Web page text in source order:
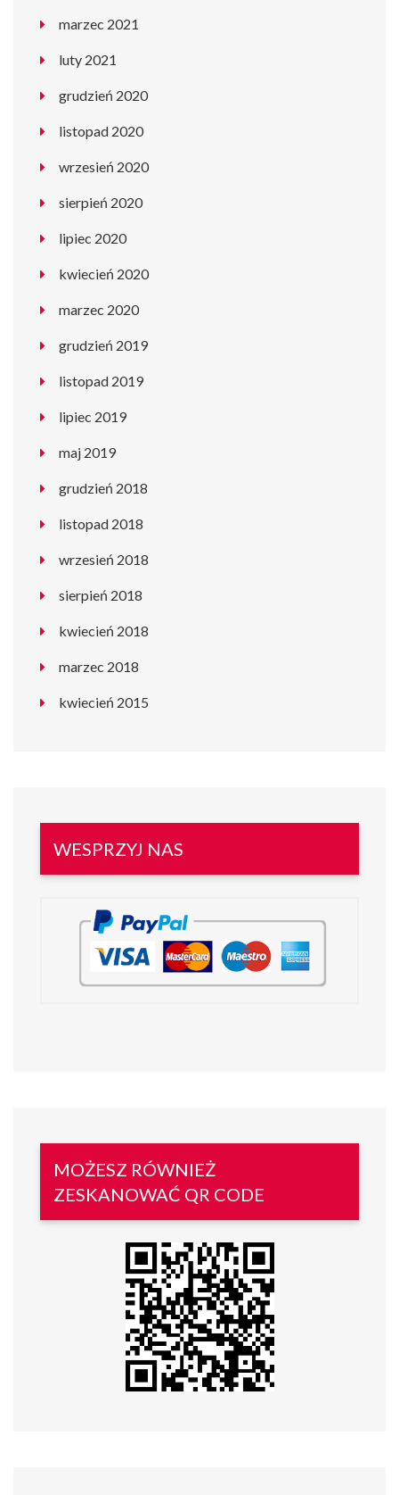
marzec 2021
luty 2021
grudzień 2020
listopad 2020
wrzesień 2020
sierpień 2020
lipiec 2020
kwiecień 2020
marzec 2020
grudzień 2019
listopad 2019
lipiec 2019
maj 2019
grudzień 2018
listopad 2018
wrzesień 2018
sierpień 2018
kwiecień 2018
marzec 2018
kwiecień 2015
WESPRZYJ NAS
MOŻESZ RÓWNIEŻ
ZESKANOWAĆ QR CODE